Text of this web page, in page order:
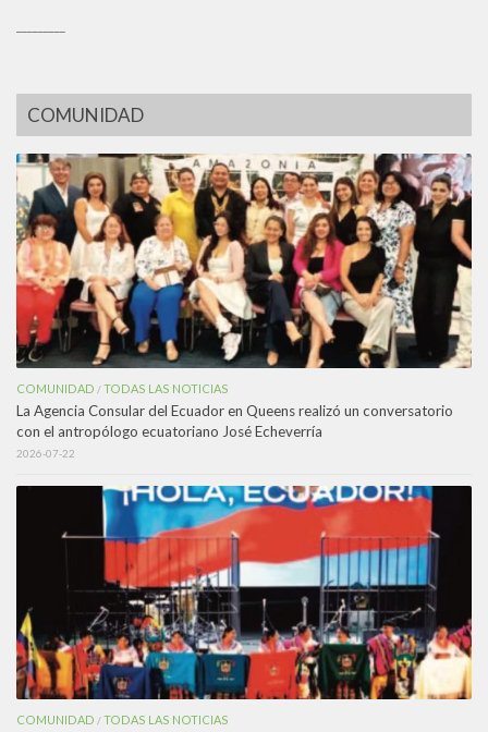
COMUNIDAD
COMUNIDAD /TODAS LAS NOTICIAS
La Agencia Consular del Ecuador en Queens realizó un conversatorio
con el antropólogo ecuatoriano José Echeverría
2026-07-22
COMUNIDAD /TODAS LAS NOTICIAS